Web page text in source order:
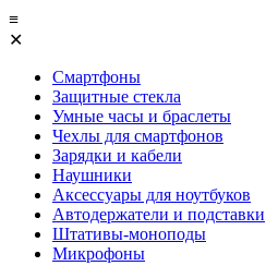
≡
✕
Смартфоны
Защитные стекла
Умные часы и браслеты
Чехлы для смартфонов
Зарядки и кабели
Наушники
Аксессуары для ноутбуков
Автодержатели и подставки
Штативы-моноподы
Микрофоны